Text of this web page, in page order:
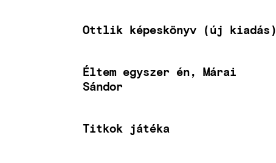
Ottlik képeskönyv (új kiadás)
Éltem egyszer én, Márai
Sándor
Titkok játéka